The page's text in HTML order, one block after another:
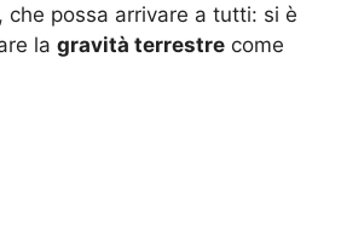
che possa arrivare a tutti: si è
la gravità terrestre come